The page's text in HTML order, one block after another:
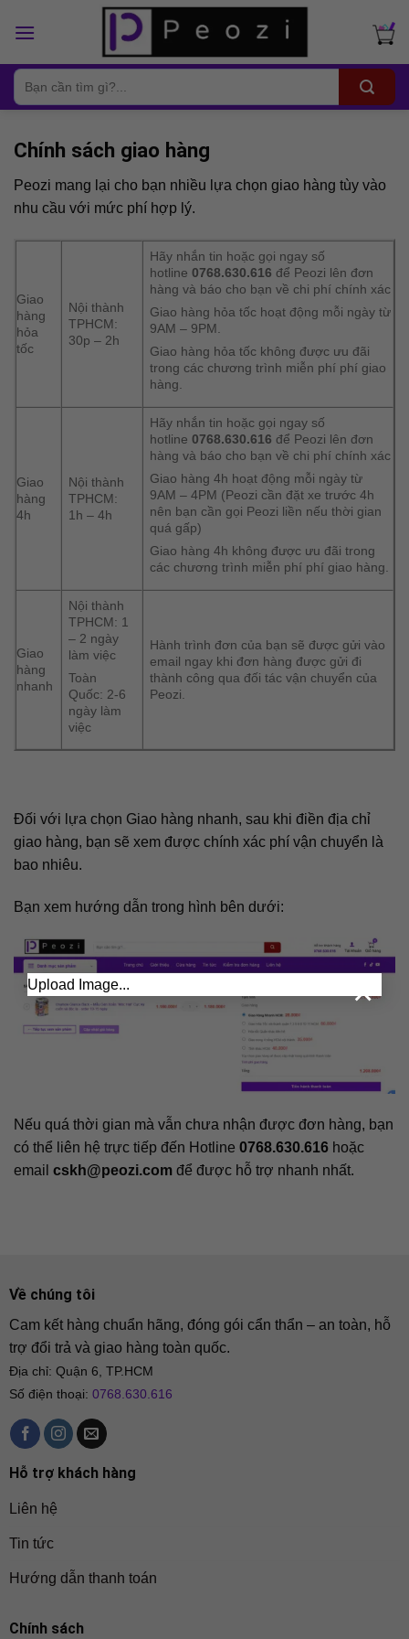
Upload Image... ×
Tìm
kiếm:
Chính sách giao hàng
Peozi mang lại cho bạn nhiều lựa chọn giao hàng tùy vào
nhu cầu với mức phí hợp lý.
Giao
hàng
hỏa
tốc
Nội thành
TPHCM:
30p – 2h
Hãy nhắn tin hoặc gọi ngay số
hotline0768.630.616 để Peozi lên đơn
hàng và báo cho bạn về chi phí chính xác
Giao hàng hỏa tốc hoạt động mỗi ngày từ
9AM – 9PM.
Giao hàng hỏa tốc không được ưu đãi
trong các chương trình miễn phí phí giao
hàng.
Giao
hàng
4h
Nội thành
TPHCM:
1h – 4h
Hãy nhắn tin hoặc gọi ngay số
hotline0768.630.616để Peozi lên đơn
hàng và báo cho bạn về chi phí chính xác
Giao hàng 4h hoạt động mỗi ngày từ
9AM – 4PM (Peozi cần đặt xe trước 4h
nên bạn cần gọi Peozi liền nếu thời gian
quá gấp)
Giao hàng 4h không được ưu đãi trong
các chương trình miễn phí phí giao hàng.
Giao
hàng
nhanh
Nội thành
TPHCM: 1
– 2 ngày
làm việc
Toàn
Quốc: 2-6
ngày làm
việc
Hành trình đơn của bạn sẽ được gửi vào
email ngay khi đơn hàng được gửi đi
thành công qua đối tác vận chuyển của
Peozi.
Đối với lựa chọn Giao hàng nhanh, sau khi điền địa chỉ
giao hàng, bạn sẽ xem được chính xác phí vận chuyển là
bao nhiêu.
Bạn xem hướng dẫn trong hình bên dưới:
Nếu quá thời gian mà vẫn chưa nhận được đơn hàng, bạn
có thể liên hệ trực tiếp đến Hotline 0768.630.616 hoặc
email cskh@peozi.com để được hỗ trợ nhanh nhất.
Về chúng tôi
Cam kết hàng chuẩn hãng, đóng gói cẩn thẩn – an toàn, hỗ
trợ đổi trả và giao hàng toàn quốc.
Địa chỉ: Quận 6, TP.HCM
Số điện thoại: 0768.630.616
Hỗ trợ khách hàng
Liên hệ
Tin tức
Hướng dẫn thanh toán
Chính sách